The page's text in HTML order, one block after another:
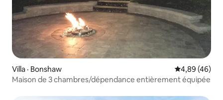
Villa · Bonshaw Note
4,89 (46)
Maison de 3 chambres/dépendance entièrement équipée